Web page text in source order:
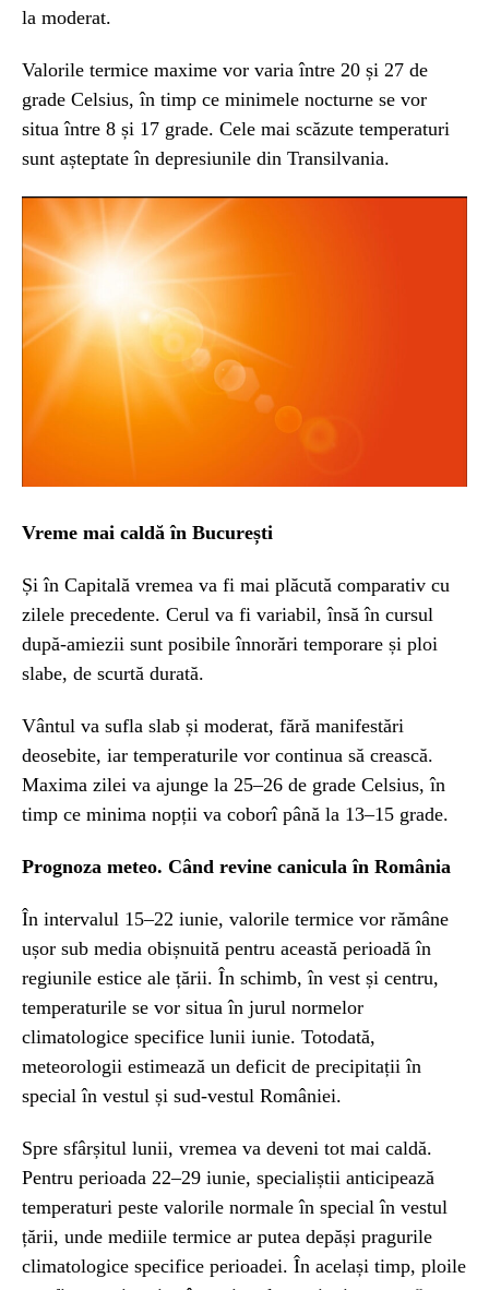
la moderat.
Valorile termice maxime vor varia între 20 și 27 de
grade Celsius, în timp ce minimele nocturne se vor
situa între 8 și 17 grade. Cele mai scăzute temperaturi
sunt așteptate în depresiunile din Transilvania.
Vreme mai caldă în București
Și în Capitală vremea va fi mai plăcută comparativ cu
zilele precedente. Cerul va fi variabil, însă în cursul
după-amiezii sunt posibile înnorări temporare și ploi
slabe, de scurtă durată.
Vântul va sufla slab și moderat, fără manifestări
deosebite, iar temperaturile vor continua să crească.
Maxima zilei va ajunge la 25–26 de grade Celsius, în
timp ce minima nopții va coborî până la 13–15 grade.
Prognoza meteo. Când revine canicula în România
În intervalul 15–22 iunie, valorile termice vor rămâne
ușor sub media obișnuită pentru această perioadă în
regiunile estice ale țării. În schimb, în vest și centru,
temperaturile se vor situa în jurul normelor
climatologice specifice lunii iunie. Totodată,
meteorologii estimează un deficit de precipitații în
special în vestul și sud-vestul României.
Spre sfârșitul lunii, vremea va deveni tot mai caldă.
Pentru perioada 22–29 iunie, specialiștii anticipează
temperaturi peste valorile normale în special în vestul
țării, unde mediile termice ar putea depăși pragurile
climatologice specifice perioadei. În același timp, ploile